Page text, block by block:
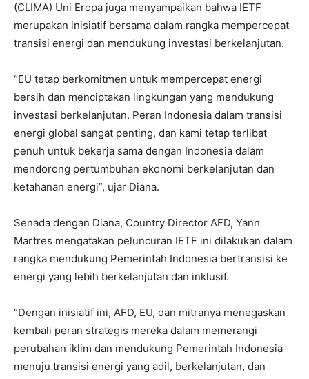
(CLIMA) Uni Eropa juga menyampaikan bahwa IETF
merupakan inisiatif bersama dalam rangka mempercepat
transisi energi dan mendukung investasi berkelanjutan.
“EU tetap berkomitmen untuk mempercepat energi
bersih dan menciptakan lingkungan yang mendukung
investasi berkelanjutan. Peran Indonesia dalam transisi
energi global sangat penting, dan kami tetap terlibat
penuh untuk bekerja sama dengan Indonesia dalam
mendorong pertumbuhan ekonomi berkelanjutan dan
ketahanan energi”, ujar Diana.
Senada dengan Diana, Country Director AFD, Yann
Martres mengatakan peluncuran IETF ini dilakukan dalam
rangka mendukung Pemerintah Indonesia bertransisi ke
energi yang lebih berkelanjutan dan inklusif.
“Dengan inisiatif ini, AFD, EU, dan mitranya menegaskan
kembali peran strategis mereka dalam memerangi
perubahan iklim dan mendukung Pemerintah Indonesia
menuju transisi energi yang adil, berkelanjutan, dan